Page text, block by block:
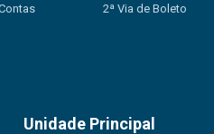
2ª Via de Boleto
Unidade Principal